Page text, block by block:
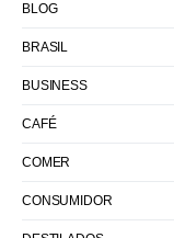
BLOG
BRASIL
BUSINESS
CAFÉ
COMER
CONSUMIDOR